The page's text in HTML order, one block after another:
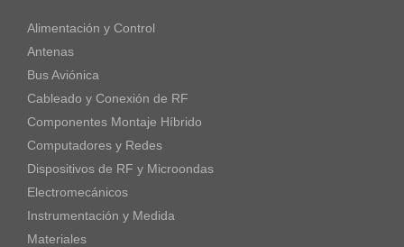
Alimentación y Control
Antenas
Bus Aviónica
Cableado y Conexión de RF
Componentes Montaje Híbrido
Computadores y Redes
Dispositivos de RF y Microondas
Electromecánicos
Instrumentación y Medida
Materiales